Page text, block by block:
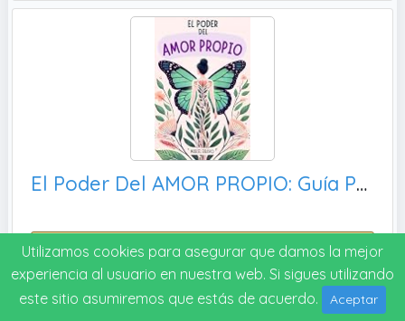
El Poder Del AMOR PROPIO: Guía Para Mujeres que Quieren Dominar la Inteligencia Emocional y Vivir con Valentía - Libros de Superación Personal en Español
Ver precio
Utilizamos cookies para asegurar que damos la mejor
experiencia al usuario en nuestra web. Si sigues utilizando
este sitio asumiremos que estás de acuerdo.
Aceptar